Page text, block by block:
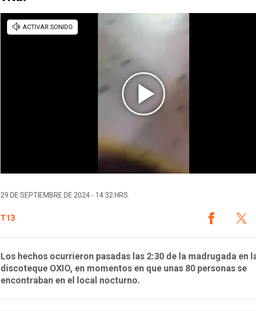
29 DE SEPTIEMBRE DE 2024 - 14:32 HRS.
T13
Los hechos ocurrieron pasadas las 2:30 de la madrugada en
discoteque OXIO, en momentos en que unas 80 personas se
encontraban en el local nocturno.